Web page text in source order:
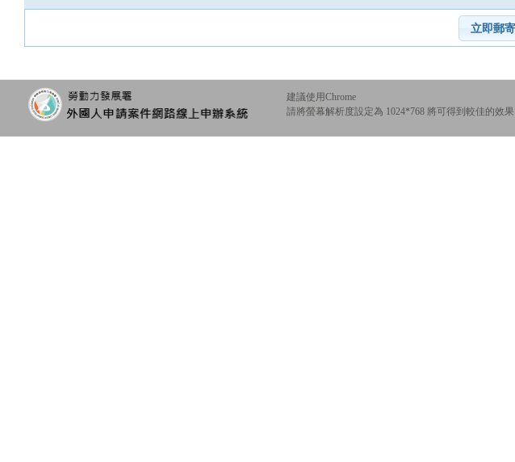
建議使用Chrome
請將螢幕解析度設定為 1024*768 將可得到較佳的效果